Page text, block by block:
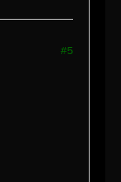
#5